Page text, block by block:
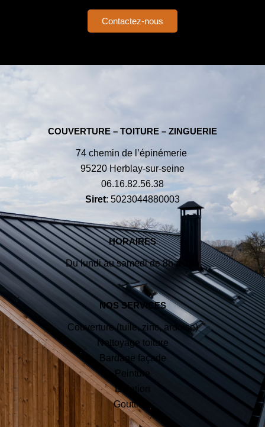
Contactez-nous
COUVERTURE – TOITURE – ZINGUERIE
74 chemin de l’épinémerie
95220 Herblay-sur-seine
06.16.82.56.38
Siret: 5023044880003
HORAIRES
Du lundi au samedi de 8h à 20h
NOS SERVICES
Couverture (tuile, zinc, ardoise)
Nettoyage toiture
Bardage façade
Peinture
Isolation
Gouttière